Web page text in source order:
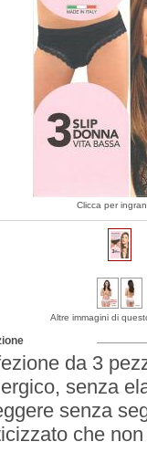
Clicca per
Altre immagini di
da 3
senza
senza
che